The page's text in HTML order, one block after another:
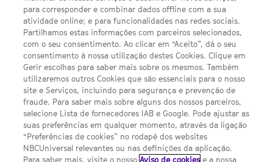
Escolhas de Anúncios
Política de privacidade
Termos E Condições
FILMES
UMA DIVISÃO DA NBCUNIVERSAL
para corresponder e combinar dados offline com a sua
atividade online; e para funcionalidades nas redes sociais.
Partilhamos estas informações com parceiros selecionados,
com o seu consentimento. Ao clicar em “Aceito”, dá o seu
consentimento à nossa utilização destes Cookies. Clique em
Gerir escolhas para saber mais sobre os mesmos. Também
utilizaremos outros Cookies que são essenciais para o nosso
site e Serviços, incluindo para segurança e prevenção de
fraude. Para saber mais sobre alguns dos nossos parceiros,
selecione Lista de fornecedores IAB e Google. Pode ajustar as
suas preferências em qualquer momento, através da ligação
“Preferências de cookies” no rodapé dos websites
NBCUniversal relevantes ou nas definições da aplicação.
Para saber mais, visite o nossoAviso de cookies e a nossa